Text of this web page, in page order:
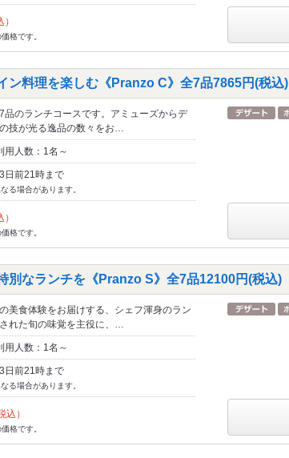
）
格です。
ン料理を楽しむ《Pranzo C》全7品7865円(税込)
品のランチコースです。アミューズからデ
技が光る逸品の数々をお…
用人数：1名～
日前21時まで
る場合があります。
）
格です。
別なランチを《Pranzo S》全7品12100円(税込)
美食体験をお届けする、シェフ渾身のラン
れた旬の味覚を主役に、…
用人数：1名～
日前21時まで
る場合があります。
込）
格です。